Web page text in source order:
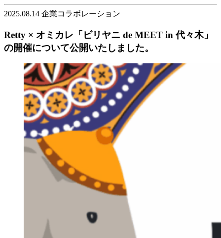
2025.08.14 企業コラボレーション
Retty × オミカレ「ビリヤニ de MEET in 代々木」
の開催について公開いたしました。